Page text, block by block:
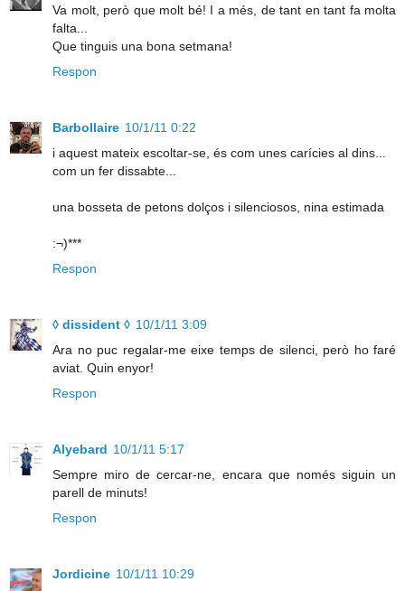
Va molt, però que molt bé! I a més, de tant en tant fa molta
falta...
Que tinguis una bona setmana!
Respon
Barbollaire 10/1/11 0:22
i aquest mateix escoltar-se, és com unes carícies al dins...
com un fer dissabte...
una bosseta de petons dolços i silenciosos, nina estimada
:¬)***
Respon
◊ dissident ◊ 10/1/11 3:09
Ara no puc regalar-me eixe temps de silenci, però ho faré
aviat. Quin enyor!
Respon
Alyebard 10/1/11 5:17
Sempre miro de cercar-ne, encara que només siguin un
parell de minuts!
Respon
Jordicine 10/1/11 10:29